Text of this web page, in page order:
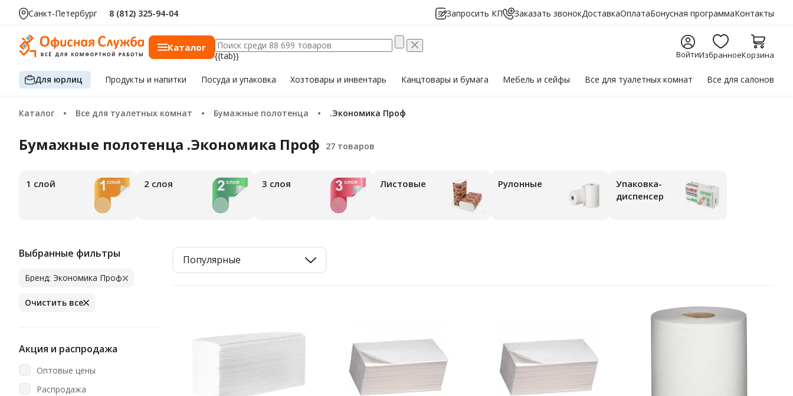
Санкт-Петербург 8 (812) 325-94-04 Запросить КП Заказать звонокДоставкаОплатаБонусная программаКонтакты
Каталог
{{tab}} ВойтиИзбранноеКорзина
Для юрлиц Продуктыи напитки Посуда и упаковка Хозтоварыи инвентарь Канцтовары и бумага Мебельи сейфы Все для туалетных комнат Все для салонов
Каталог Все для туалетных комнат Бумажные полотенца .Экономика Проф
Бумажные полотенца .Экономика Проф
1 слой 2 слоя 3 слоя Листовые Рулонные
Упаковка-
диспенсер
Выбранные фильтры
Бренд: Экономика Проф
Очистить все
Акция и распродажа
Оптовые цены
Распродажа
Популярные